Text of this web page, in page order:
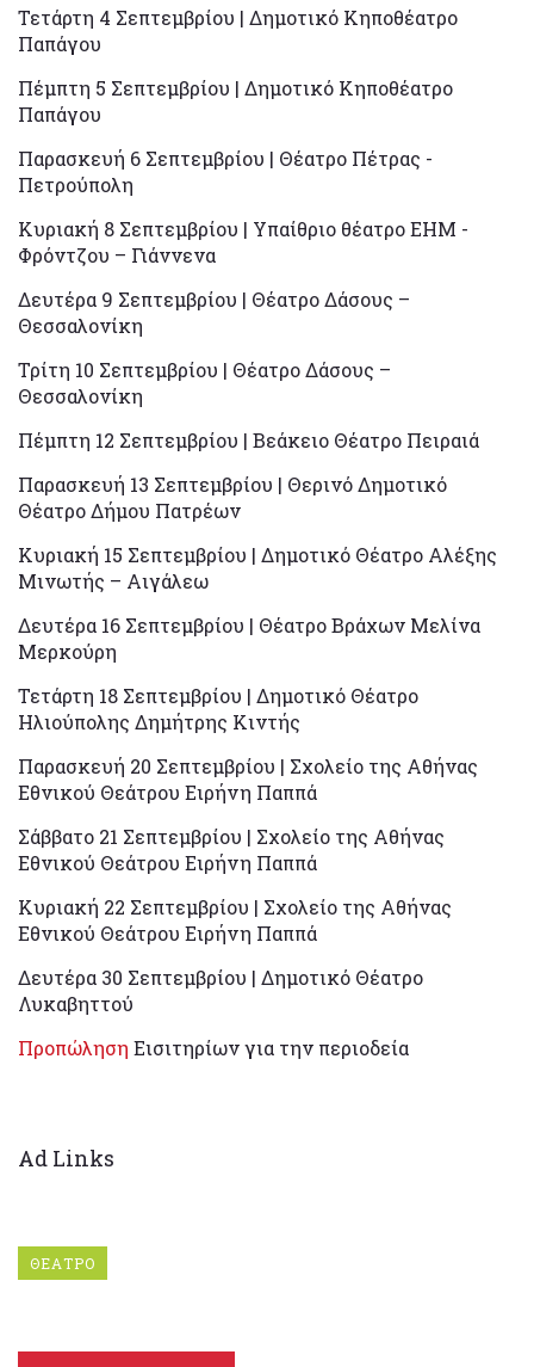
Τετάρτη 4 Σεπτεμβρίου | Δημοτικό Κηποθέατρο
Παπάγου
Πέμπτη 5 Σεπτεμβρίου | Δημοτικό Κηποθέατρο
Παπάγου
Παρασκευή 6 Σεπτεμβρίου | Θέατρο Πέτρας -
Πετρούπολη
Κυριακή 8 Σεπτεμβρίου | Υπαίθριο θέατρο ΕΗΜ -
Φρόντζου – Γιάννενα
Δευτέρα 9 Σεπτεμβρίου | Θέατρο Δάσους –
Θεσσαλονίκη
Τρίτη 10 Σεπτεμβρίου | Θέατρο Δάσους –
Θεσσαλονίκη
Πέμπτη 12 Σεπτεμβρίου | Βεάκειο Θέατρο Πειραιά
Παρασκευή 13 Σεπτεμβρίου | Θερινό Δημοτικό
Θέατρο Δήμου Πατρέων
Κυριακή 15 Σεπτεμβρίου | Δημοτικό Θέατρο Αλέξης
Μινωτής – Αιγάλεω
Δευτέρα 16 Σεπτεμβρίου | Θέατρο Βράχων Μελίνα
Μερκούρη
Τετάρτη 18 Σεπτεμβρίου | Δημοτικό Θέατρο
Ηλιούπολης Δημήτρης Κιντής
Παρασκευή 20 Σεπτεμβρίου | Σχολείο της Αθήνας
Εθνικού Θεάτρου Ειρήνη Παππά
Σάββατο 21 Σεπτεμβρίου | Σχολείο της Αθήνας
Εθνικού Θεάτρου Ειρήνη Παππά
Κυριακή 22 Σεπτεμβρίου | Σχολείο της Αθήνας
Εθνικού Θεάτρου Ειρήνη Παππά
Δευτέρα 30 Σεπτεμβρίου | Δημοτικό Θέατρο
Λυκαβηττού
Προπώληση Εισιτηρίων για την περιοδεία
Ad Links
ΘΕΑΤΡΟ